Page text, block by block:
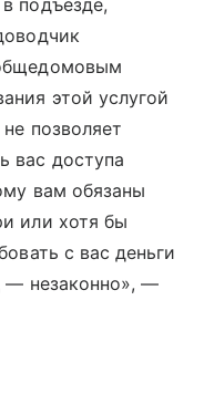
этой услугой
позволяет
вас доступа
вам обязаны
или хотя бы
с вас деньги
— незаконно», —